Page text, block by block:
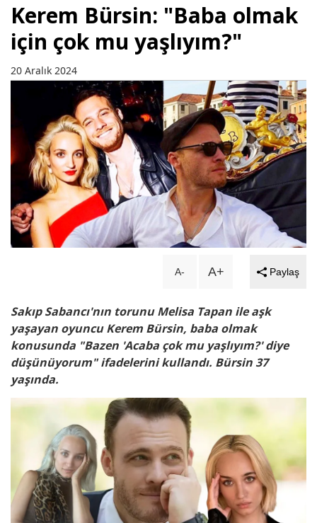
Kerem Bürsin: "Baba olmak
için çok mu yaşlıyım?"
20 Aralık 2024
A- A+ Paylaş
Sakıp Sabancı'nın torunu Melisa Tapan ile aşk
yaşayan oyuncu Kerem Bürsin, baba olmak
konusunda "Bazen 'Acaba çok mu yaşlıyım?' diye
düşünüyorum" ifadelerini kullandı. Bürsin 37
yaşında.